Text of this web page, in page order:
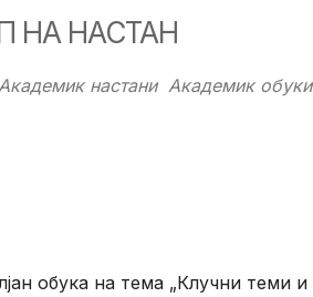
НА НАСТАН
настани Академик обуки
обука на тема „Клучни теми и